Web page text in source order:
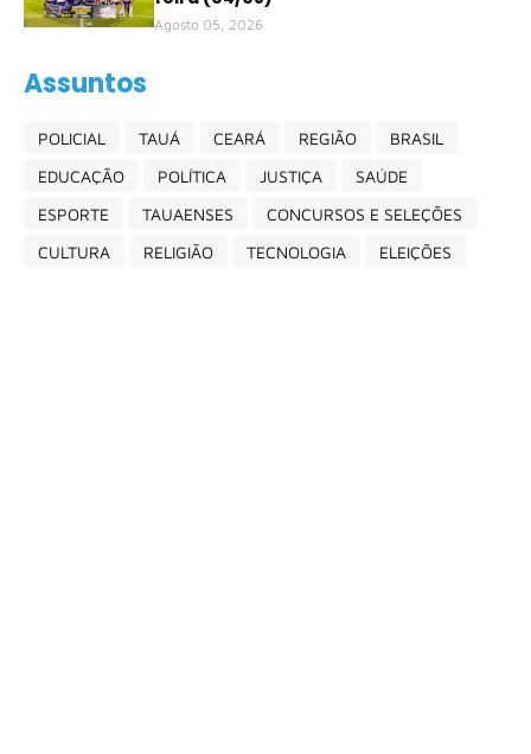
Agosto 05, 2026
Assuntos
POLICIAL TAUÁ CEARÁ REGIÃO
BRASIL
EDUCAÇÃO
POLÍTICA JUSTIÇA
SAÚDE
ESPORTE
TAUAENSES
CONCURSOS E SELEÇÕES
CULTURA
RELIGIÃO TECNOLOGIA ELEIÇÕES